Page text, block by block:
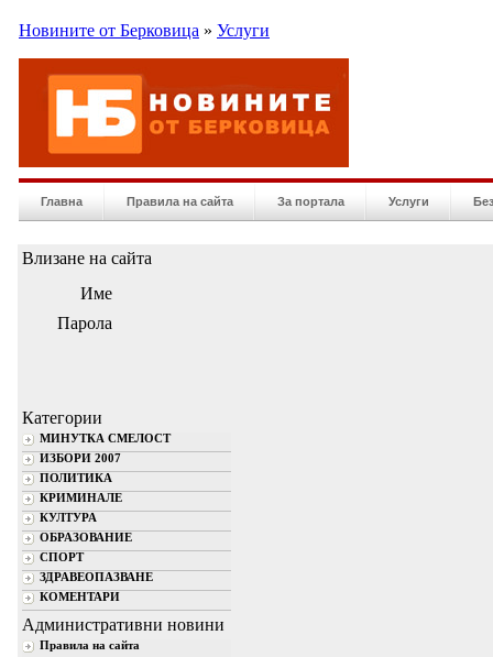
Новините от Берковица » Услуги
Главна Правила на сайта За портала Услуги
Влизане на сайта
Име
Парола
Категории
МИНУТКА СМЕЛОСТ
ИЗБОРИ 2007
ПОЛИТИКА
КРИМИНАЛЕ
КУЛТУРА
ОБРАЗОВАНИЕ
СПОРТ
ЗДРАВЕОПАЗВАНЕ
КОМЕНТАРИ
Административни новини
Правила на сайта